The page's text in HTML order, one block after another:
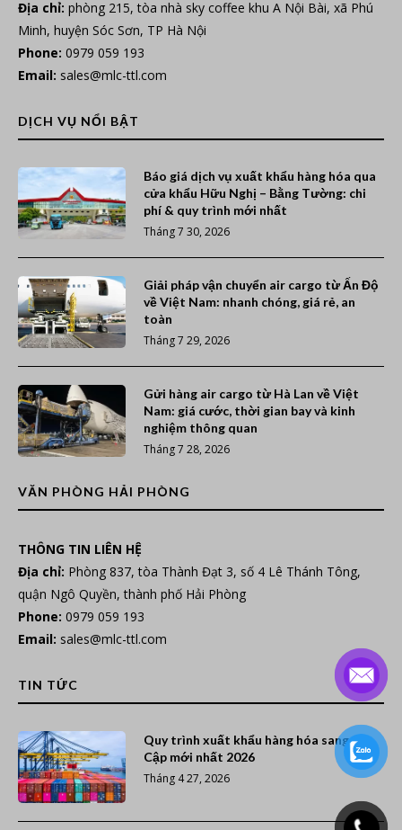
Địa chỉ: phòng 215, tòa nhà sky coffee khu A Nội Bài, xã Phú
Minh, huyện Sóc Sơn, TP Hà Nội
Phone: 0979 059 193
Email: sales@mlc-ttl.com
DỊCH VỤ NỔI BẬT
Báo giá dịch vụ xuất khẩu hàng hóa qua
cửa khẩu Hữu Nghị – Bằng Tường: chi
phí & quy trình mới nhất
Tháng 7 30, 2026
Giải pháp vận chuyển air cargo từ Ấn Độ
về Việt Nam: nhanh chóng, giá rẻ, an
toàn
Tháng 7 29, 2026
Gửi hàng air cargo từ Hà Lan về Việt
Nam: giá cước, thời gian bay và kinh
nghiệm thông quan
Tháng 7 28, 2026
VĂN PHÒNG HẢI PHÒNG
THÔNG TIN LIÊN HỆ
Địa chỉ: Phòng 837, tòa Thành Đạt 3, số 4 Lê Thánh Tông,
quận Ngô Quyền, thành phố Hải Phòng
Phone: 0979 059 193
Email: sales@mlc-ttl.com
TIN TỨC
Quy trình xuất khẩu hàng hóa sang Ai
Cập mới nhất 2026
Tháng 4 27, 2026